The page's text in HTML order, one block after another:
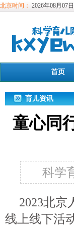
北京时间： 2026年08月07
首页
育儿资讯
童心同
科学
2023北京
线上线下活